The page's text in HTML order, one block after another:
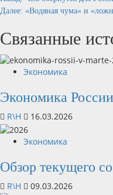
чтение
Далее: «Водяная чума» и
Связанные
Экономика
Экономика
R\H 16.03.2026
Экономика
Обзор текущего
R\H 09.03.2026